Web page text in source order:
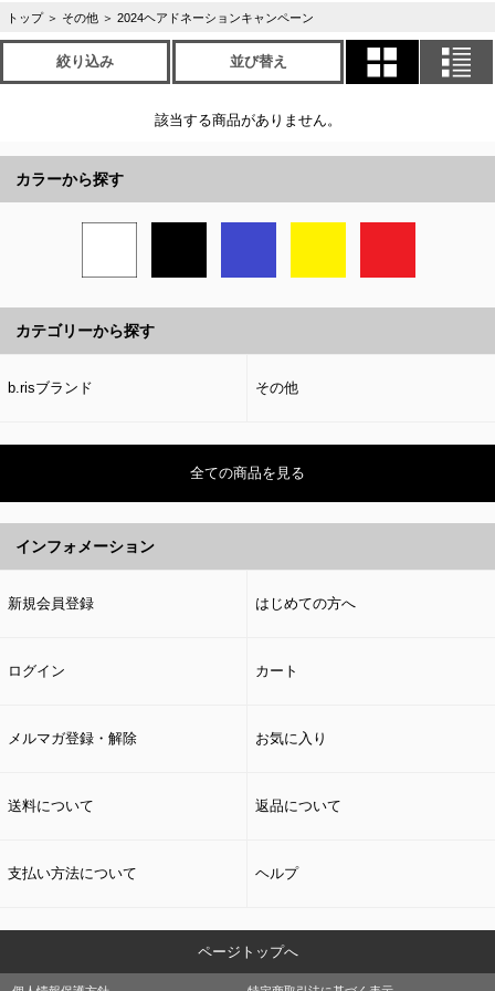
トップ ＞ その他 ＞ 2024ヘアドネーションキャンペーン
絞り込み 並び替え
該当する商品がありません。
カラーから探す
カテゴリーから探す
b.risブランド その他
全ての商品を見る
インフォメーション
新規会員登録 はじめての方へ
ログイン カート
メルマガ登録・解除 お気に入り
送料について 返品について
支払い方法について ヘルプ
ページトップへ